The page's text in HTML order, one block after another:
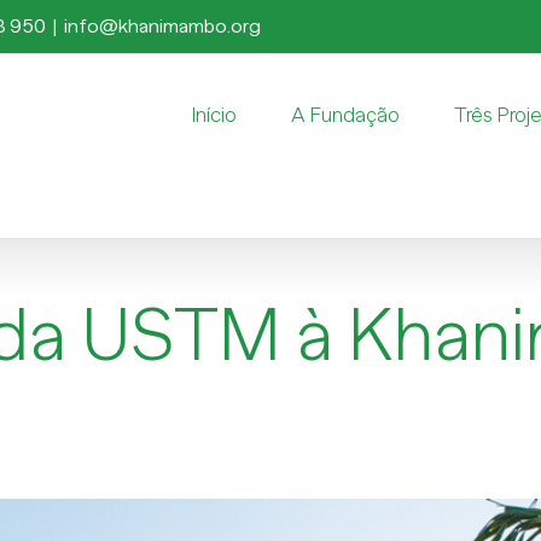
950 | info@khanimambo.org
Início A Fundação Três
USTM à